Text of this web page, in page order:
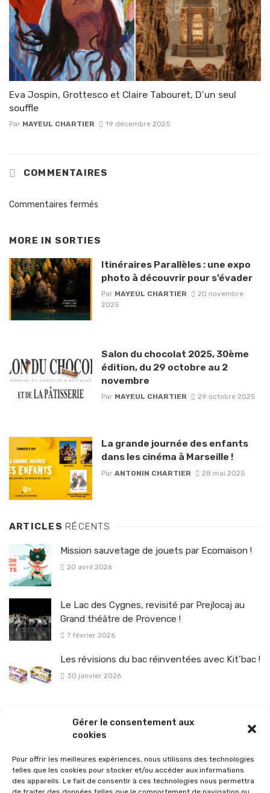
Gérer le consentement aux
cookies
Pour offrir les meilleures expériences, nous utilisons des technologies
telles que les cookies pour stocker et/ou accéder aux informations
des appareils. Le fait de consentir à ces technologies nous permettra
Eva Jospin, Grottesco et Claire Tabouret, D’un seul
souffle
Par MAYEUL CHARTIER 19 décembre 2025
COMMENTAIRES
Commentaires fermés
MORE IN SORTIES
Itinéraires Parallèles : une expo
photo à découvrir pour s’évader
Par MAYEUL CHARTIER
20 novembre
2025
Salon du chocolat 2025, 30ème
édition, du 29 octobre au 2
novembre
Par MAYEUL CHARTIER 29 octobre 2025
La grande journée des enfants
dans les cinéma à Marseille !
Par ANTONIN CHARTIER 28 mai 2025
ARTICLES RÉCENTS
Mission sauvetage de jouets par Ecomaison !
20 avril 2026
Le Lac des Cygnes, revisité par Prejlocaj au
Grand théâtre de Provence !
7 février 2026
Les révisions du bac réinventées avec Kit’bac !
30 janvier 2026